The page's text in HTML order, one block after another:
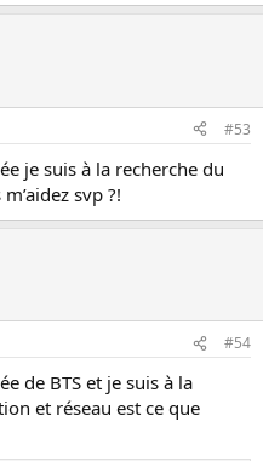
#53
je suis à la recherche du
svp ?!
#54
de BTS et je suis à la
et réseau est ce que